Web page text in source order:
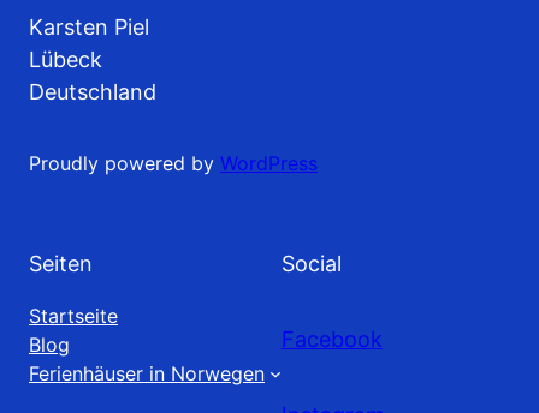
Karsten Piel
Lübeck
Deutschland
Proudly powered by WordPress
Seiten
Startseite
Blog
Ferienhäuser in Norwegen
Social
Facebook